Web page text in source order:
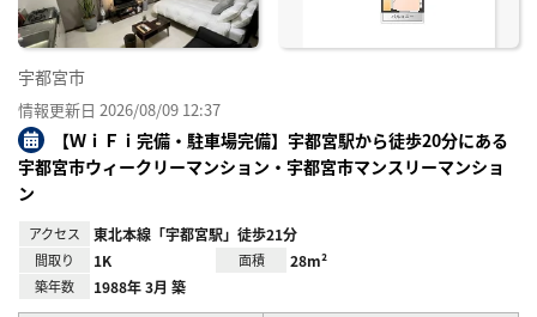
宇都宮市
情報更新日 2026/08/09 12:37
【ＷｉＦｉ完備・駐車場完備】宇都宮駅から徒歩20分にある
宇都宮市ウィークリーマンション・宇都宮市マンスリーマンショ
ン
アクセス 東北本線「宇都宮駅」徒歩21分
間取り 1K 面積 28m²
築年数 1988年 3月 築